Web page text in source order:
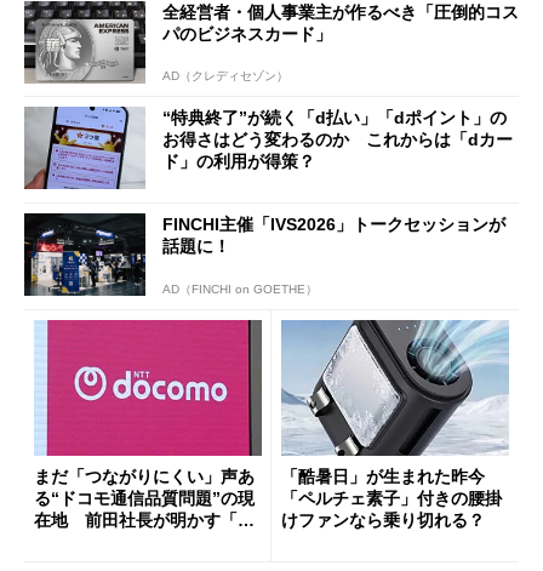
全経営者・個人事業主が作るべき「圧倒的コス
パのビジネスカード」
AD（クレディセゾン）
“特典終了”が続く「d払い」「dポイント」の
お得さはどう変わるのか これからは「dカー
ド」の利用が得策？
FINCHI主催「IVS2026」トークセッションが
話題に！
AD（FINCHI on GOETHE）
まだ「つながりにくい」声あ
る“ドコモ通信品質問題”の現
在地 前田社長が明かす「道
「酷暑日」が生まれた昨今
「ペルチェ素子」付きの腰掛
けファンなら乗り切れる？